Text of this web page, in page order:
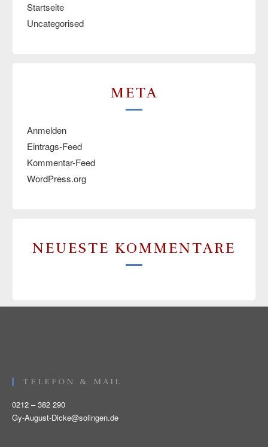
Startseite
Uncategorised
META
Anmelden
Eintrags-Feed
Kommentar-Feed
WordPress.org
NEUESTE KOMMENTARE
TELEFON & MAIL
0212 – 382 290
Gy-August-Dicke@solingen.de